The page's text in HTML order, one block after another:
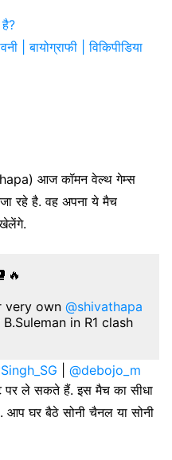
| बायोग्राफी | विकिपीडिया
आज कॉमन वेल्थ गेम्स
रहे है. वह अपना ये मैच
very own @shivathapa
in R1 clash
@debojo_m
पर ले सकते हैं. इस मैच का सीधा
आप घर बैठे सोनी चैनल या सोनी